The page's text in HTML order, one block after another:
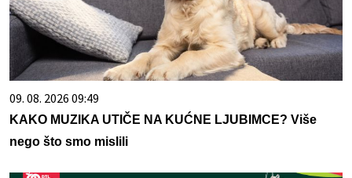
09. 08. 2026 09:49
KAKO MUZIKA UTIČE NA KUĆNE LJUBIMCE? Više
nego što smo mislili